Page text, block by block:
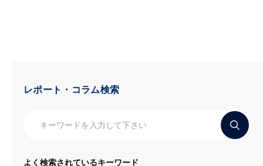
レポート・コラム検索
よく検索されているキーワード